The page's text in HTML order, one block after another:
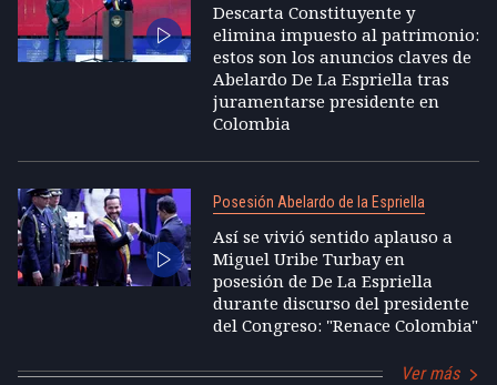
Descarta Constituyente y
elimina impuesto al patrimonio:
estos son los anuncios claves de
Abelardo De La Espriella tras
juramentarse presidente en
Colombia
Posesión Abelardo de la Espriella
Así se vivió sentido aplauso a
Miguel Uribe Turbay en
posesión de De La Espriella
durante discurso del presidente
del Congreso: "Renace Colombia"
Ver más